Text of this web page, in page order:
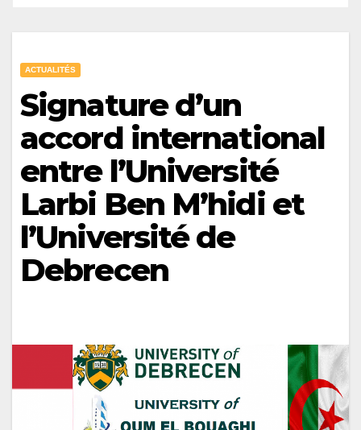
ACTUALITÉS
Signature d’un
accord international
entre l’Université
Larbi Ben M’hidi et
l’Université de
Debrecen